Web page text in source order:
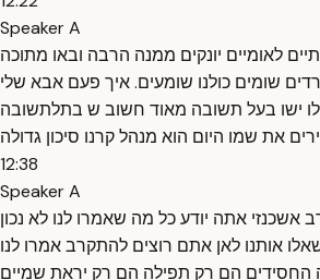
Speaker A
לאומיים יונקים ממנה הרבה ובאו מתוכה
שומים כולנו שומעים. איך פעם אבא שלי
ישו בעל תשובה מאוד חשוב ש בתלתשובה
את שמו היום הוא מנהל קרנו סיכון גדולה
12:38
Speaker A
אתה יודע כל מה שאמרו לנו לא נכון
אותנו לאן אתם רוצים להתקרב אמרו לנו
הם רק תפילה הם רק יראת שמיים